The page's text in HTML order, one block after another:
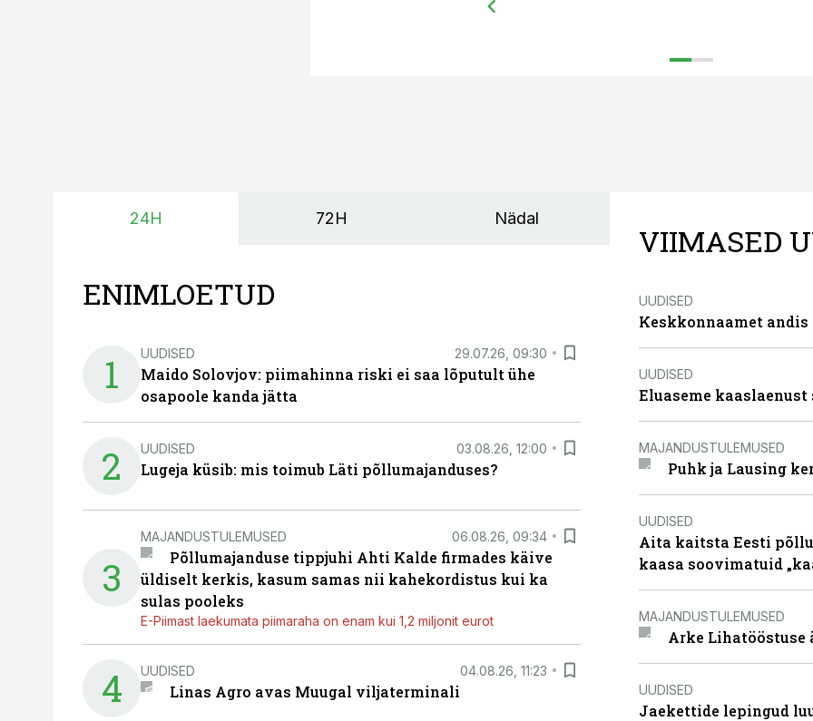
24H 72H Nädal
ENIMLOETUD
1 UUDISED 29.07.26, 09:30
Maido Solovjov: piimahinna riski ei saa lõputult ühe
osapoole kanda jätta
2 UUDISED 03.08.26, 12:00
Lugeja küsib: mis toimub Läti põllumajanduses?
3
MAJANDUSTULEMUSED 06.08.26, 09:34
Põllumajanduse tippjuhi Ahti Kalde firmades käive
üldiselt kerkis, kasum samas nii kahekordistus kui ka
sulas pooleks
E-Piimast laekumata piimaraha on enam kui 1,2 miljonit eurot
4 UUDISED 04.08.26, 11:23
Linas Agro avas Muugal viljaterminali
VIIMASED
UUDISED
Keskkonnaamet
UUDISED
Eluaseme kaaslaenust
MAJANDUSTULEMUSED
Puhk ja Lausing
UUDISED
Aita kaitsta Eesti
kaasa soovimatuid
MAJANDUSTULEMUSED
Arke Lihatööstuse
UUDISED
Jaekettide lepingud